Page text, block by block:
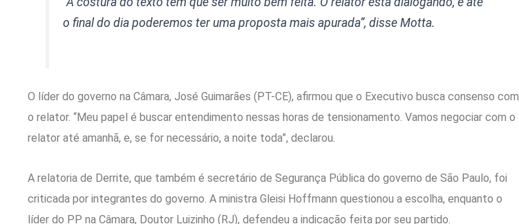
o final do dia poderemos ter uma proposta mais apurada”, disse Motta.
O líder do governo na Câmara, José Guimarães (PT-CE), afirmou que o Executivo busca consenso com
o relator. “Meu papel é buscar entendimento nessas horas de tensionamento. Vamos negociar com o
relator até amanhã, e, se for necessário, a noite toda”, declarou.
A relatoria de Derrite, que também é secretário de Segurança Pública do governo de São Paulo, foi
criticada por integrantes do governo. A ministra Gleisi Hoffmann questionou a escolha, enquanto o
líder do PP na Câmara, Doutor Luizinho (RJ), defendeu a indicação feita por seu partido.